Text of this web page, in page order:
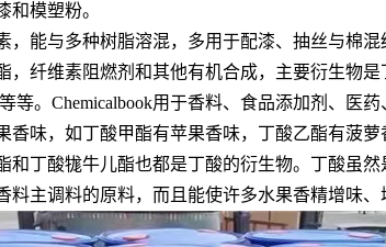
和模塑粉。
，能与多种树脂溶混，多用于配漆、抽丝与棉混
，纤维素阻燃剂和其他有机合成，主要衍生物
等。Chemicalbook用于香料、食品添加剂、医药
香味，如丁酸甲酯有苹果香味，丁酸乙酯有菠
和丁酸牻牛儿酯也都是丁酸的衍生物。丁酸虽
料主调料的原料，而且能使许多水果香精增味